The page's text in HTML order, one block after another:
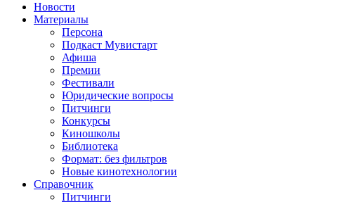
Новости
Материалы
Персона
Подкаст Мувистарт
Афиша
Премии
Фестивали
Юридические вопросы
Питчинги
Конкурсы
Киношколы
Библиотека
Формат: без фильтров
Новые кинотехнологии
Справочник
Питчинги